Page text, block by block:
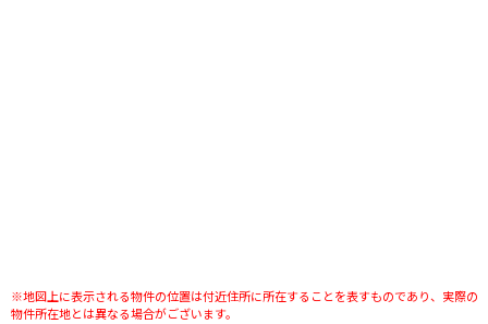
※地図上に表示される物件の位置は付近住所に所在することを表すものであり、実際の
物件所在地とは異なる場合がございます。